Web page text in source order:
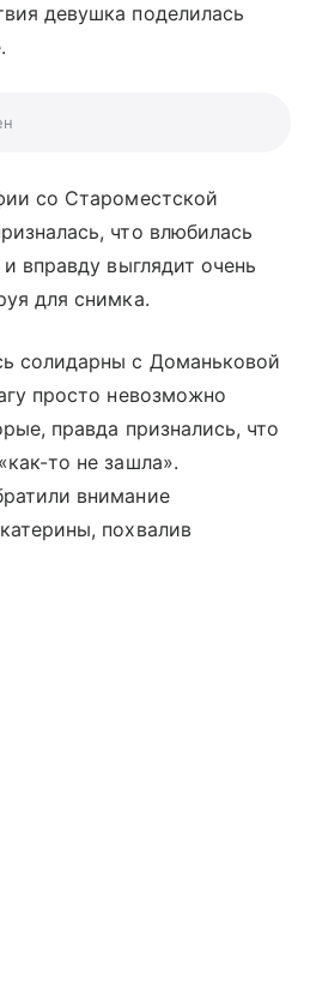
девушка поделилась
со Староместской
что влюбилась
вправду выглядит очень
для снимка.
солидарны с Доманьковой
просто невозможно
правда признались, что
то не зашла».
внимание
похвалив